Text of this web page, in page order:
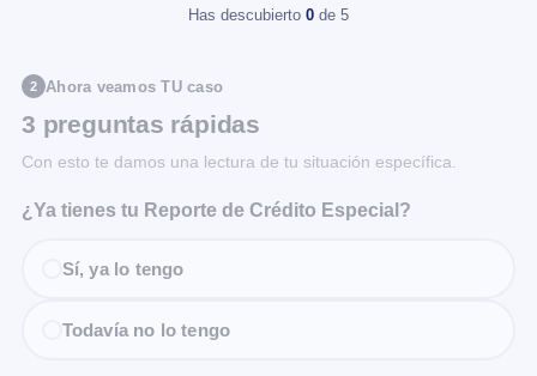
Has descubierto 0 de 5
2 Ahora veamos TU caso
3 preguntas rápidas
Con esto te damos una lectura de tu situación específica.
¿Ya tienes tu Reporte de Crédito Especial?
Sí, ya lo tengo
Todavía no lo tengo